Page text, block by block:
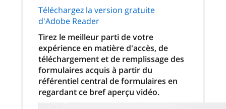
Téléchargez la version gratuite
d'Adobe Reader
Tirez le meilleur parti de votre
expérience en matière d'accès, de
téléchargement et de remplissage des
formulaires acquis à partir du
référentiel central de formulaires en
regardant ce bref aperçu vidéo.